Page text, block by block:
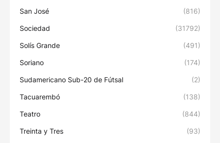
San José (816)
Sociedad (31792)
Solís Grande (491)
Soriano (174)
Sudamericano Sub-20 de Fútsal (2)
Tacuarembó (138)
Teatro (844)
Treinta y Tres (93)